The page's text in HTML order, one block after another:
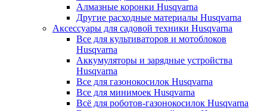
Алмазные коронки Husqvarna
Другие расходные материалы Husqvarna
Аксессуары для садовой техники Husqvarna
Все для культиваторов и мотоблоков
Husqvarna
Аккумуляторы и зарядные устройства
Husqvarna
Все для газонокосилок Husqvarna
Все для минимоек Husqvarna
Всё для роботов-газонокосилок Husqvarna